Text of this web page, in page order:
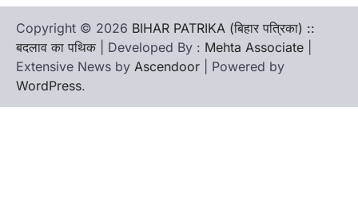
Copyright © 2026 BIHAR PATRIKA (बिहार पत्रिका) ::
बदलाव का पथिक | Developed By : Mehta Associate
Extensive News by Ascendoor | Powered by
WordPress.